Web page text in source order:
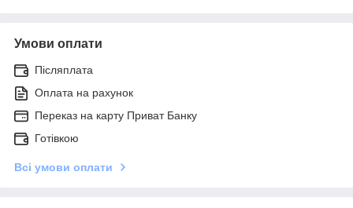
Умови оплати
Післяплата
Оплата на рахунок
Переказ на карту Приват Банку
Готівкою
Всі умови оплати